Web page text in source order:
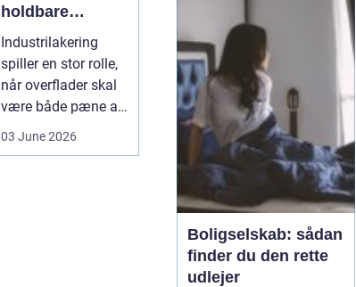
holdbare
overflader til
både erhverv og
private
Industrilakering
spiller en stor rolle,
når overflader skal
være både pæne at
03 June 2026
varmepumpe udnytter
energien i luften udenfor
og omdanner den til
varme inde i huset. Det
er en enkel løsning, som
kan erstat...
Boligselskab: sådan
finder du den rette
udlejer